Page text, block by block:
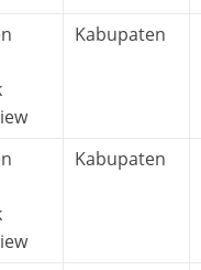
Kabupaten
Kabupaten